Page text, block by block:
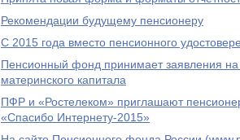
Рекомендации будущему пенсионеру
С 2015 года вместо пенсионного
Пенсионный фонд принимает заявления на
материнского капитала
ПФР и «Ростелеком» приглашают
«Спасибо Интернету-2015»